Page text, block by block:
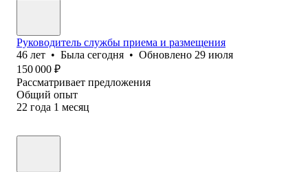
Руководитель службы приема и размещения
46 лет • Была сегодня • Обновлено 29 июля
150 000 ₽
Рассматривает предложения
Общий опыт
22 года 1 месяц